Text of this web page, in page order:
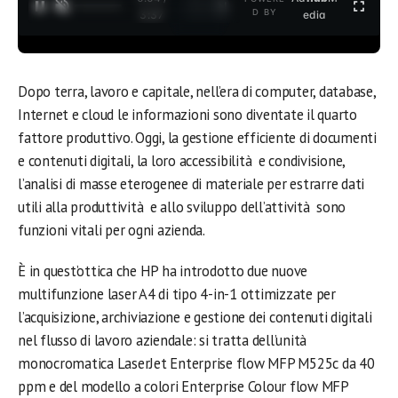
3:37
D BY
edia
Dopo terra, lavoro e capitale, nell’era di computer, database,
Internet e cloud le informazioni sono diventate il quarto
fattore produttivo. Oggi, la gestione efficiente di documenti
e contenuti digitali, la loro accessibilità e condivisione,
l’analisi di masse eterogenee di materiale per estrarre dati
utili alla produttività e allo sviluppo dell’attività sono
funzioni vitali per ogni azienda.
È in quest’ottica che HP ha introdotto due nuove
multifunzione laser A4 di tipo 4-in-1 ottimizzate per
l’acquisizione, archiviazione e gestione dei contenuti digitali
nel flusso di lavoro aziendale: si tratta dell’unità
monocromatica LaserJet Enterprise flow MFP M525c da 40
ppm e del modello a colori Enterprise Colour flow MFP